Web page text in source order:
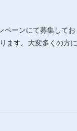
ペーンにて募集してお
ます。大変多くの方に